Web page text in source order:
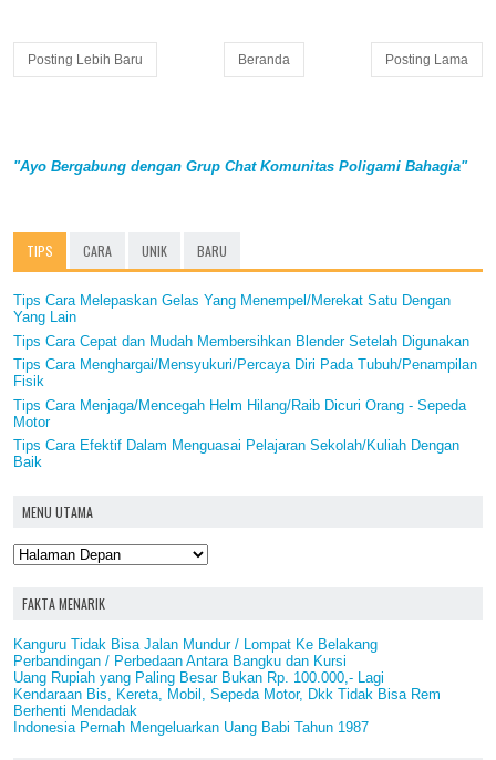
Posting Lebih Baru Posting Lama
Beranda
"Ayo Bergabung dengan Grup Chat Komunitas Poligami Bahagia"
TIPS CARA UNIK BARU
Tips Cara Melepaskan Gelas Yang Menempel/Merekat Satu Dengan
Yang Lain
Tips Cara Cepat dan Mudah Membersihkan Blender Setelah Digunakan
Tips Cara Menghargai/Mensyukuri/Percaya Diri Pada Tubuh/Penampilan
Fisik
Tips Cara Menjaga/Mencegah Helm Hilang/Raib Dicuri Orang - Sepeda
Motor
Tips Cara Efektif Dalam Menguasai Pelajaran Sekolah/Kuliah Dengan
Baik
MENU UTAMA
FAKTA MENARIK
Kanguru Tidak Bisa Jalan Mundur / Lompat Ke Belakang
Perbandingan / Perbedaan Antara Bangku dan Kursi
Uang Rupiah yang Paling Besar Bukan Rp. 100.000,- Lagi
Kendaraan Bis, Kereta, Mobil, Sepeda Motor, Dkk Tidak Bisa Rem
Berhenti Mendadak
Indonesia Pernah Mengeluarkan Uang Babi Tahun 1987